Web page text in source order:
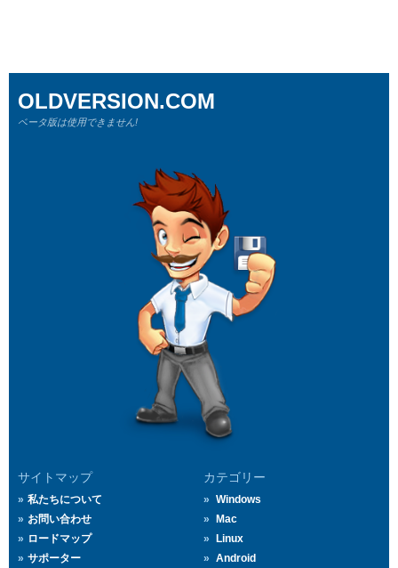
サイトマップ
私たちについて
お問い合わせ
ロードマップ
サポーター
カテゴリー
Windows
Mac
Linux
Android
OLDVERSION.COM
ベータ版は使用できません!